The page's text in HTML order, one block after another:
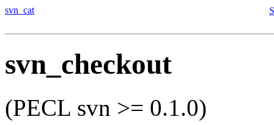
svn_cat
svn_checkout
(PECL svn >= 0.1.0)